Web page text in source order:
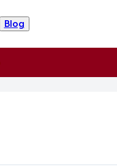
Blog